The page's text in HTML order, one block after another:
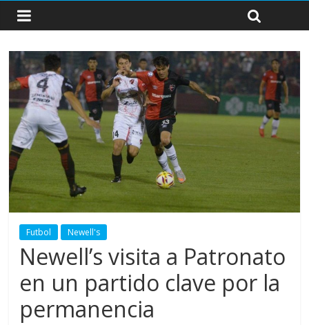
Futbol Newell's
Newell’s visita a Patronato
en un partido clave por la
permanencia